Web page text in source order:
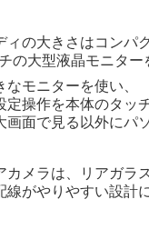
ィの大きさはコンパ
の大型液晶モニター
なモニターを使い、
定操作を本体のタッ
画面で見る以外にパ
カメラは、リアガラ
線がやりやすい設計